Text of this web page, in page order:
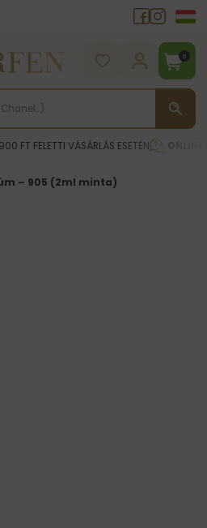
0
FT FELETTI VÁSÁRLÁS ESETÉN
– 905 (2ml minta)